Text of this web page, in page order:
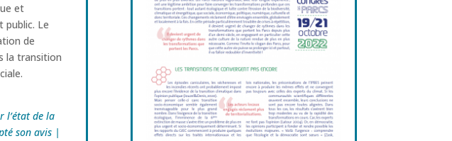
et
public. Le
de
la transition
l’état de la
son avis |